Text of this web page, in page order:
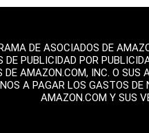
DE ASOCIADOS DE
PUBLICIDAD POR
AMAZON.COM, INC. O
A PAGAR LOS GASTOS
AMAZON.COM Y SUS